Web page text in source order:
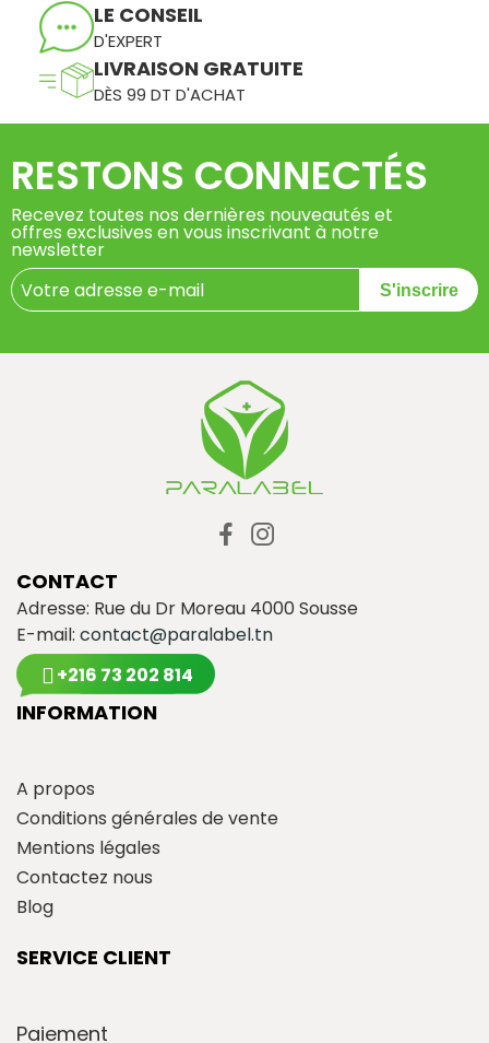
LE CONSEIL
D'EXPERT
LIVRAISON GRATUITE
DÈS 99 DT D'ACHAT
RESTONS CONNECTÉS
Recevez toutes nos dernières nouveautés et
offres exclusives en vous inscrivant à notre
newsletter
S'inscrire
CONTACT
Adresse: Rue du Dr Moreau 4000 Sousse
E-mail: contact@paralabel.tn
+216 73 202 814
INFORMATION
A propos
Conditions générales de vente
Mentions légales
Contactez nous
Blog
SERVICE CLIENT
Paiement